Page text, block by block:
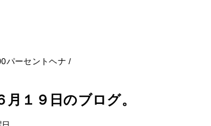
パーセントヘナ /
月１９日のブログ。